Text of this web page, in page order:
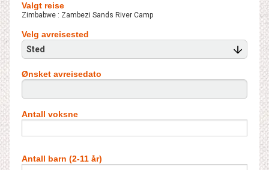
Valgt reise
Zimbabwe : Zambezi Sands River Camp
Velg avreisested
Sted
Ønsket avreisedato
Antall voksne
Antall barn (2-11 år)